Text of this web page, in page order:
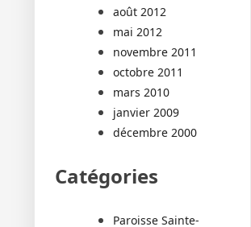
août 2012
mai 2012
novembre 2011
octobre 2011
mars 2010
janvier 2009
décembre 2000
Catégories
Paroisse Sainte-